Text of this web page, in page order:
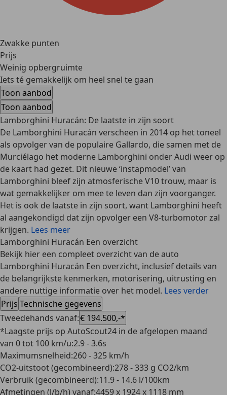
Zwakke punten
Prijs
Weinig opbergruimte
Iets té gemakkelijk om heel snel te gaan
Toon aanbod
Toon aanbod
Lamborghini Huracán: De laatste in zijn soort
De Lamborghini Huracán verscheen in 2014 op het toneel
als opvolger van de populaire Gallardo, die samen met de
Murciélago het moderne Lamborghini onder Audi weer op
de kaart had gezet. Dit nieuwe ‘instapmodel’ van
Lamborghini bleef zijn atmosferische V10 trouw, maar is
wat gemakkelijker om mee te leven dan zijn voorganger.
Het is ook de laatste in zijn soort, want Lamborghini heeft
al aangekondigd dat zijn opvolger een V8-turbomotor zal
krijgen. Lees meer
Lamborghini Huracán Een overzicht
Bekijk hier een compleet overzicht van de auto
Lamborghini Huracán Een overzicht, inclusief details van
de belangrijkste kenmerken, motorisering, uitrusting en
andere nuttige informatie over het model. Lees verder
Prijs Technische gegevens
Tweedehands vanaf:€ 194.500,-*
*Laagste prijs op AutoScout24 in de afgelopen maand
van 0 tot 100 km/u:2.9 - 3.6s
Maximumsnelheid:260 - 325 km/h
CO2-uitstoot (gecombineerd):278 - 333 g CO2/km
Verbruik (gecombineerd):11.9 - 14.6 l/100km
Afmetingen (l/b/h) vanaf:4459 x 1924 x 1118 mm